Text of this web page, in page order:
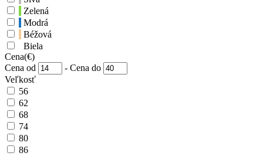
Zelená
Modrá
Béžová
Biela
Cena(€)
Cena od
- Cena do
Veľkosť
56
62
68
74
80
86